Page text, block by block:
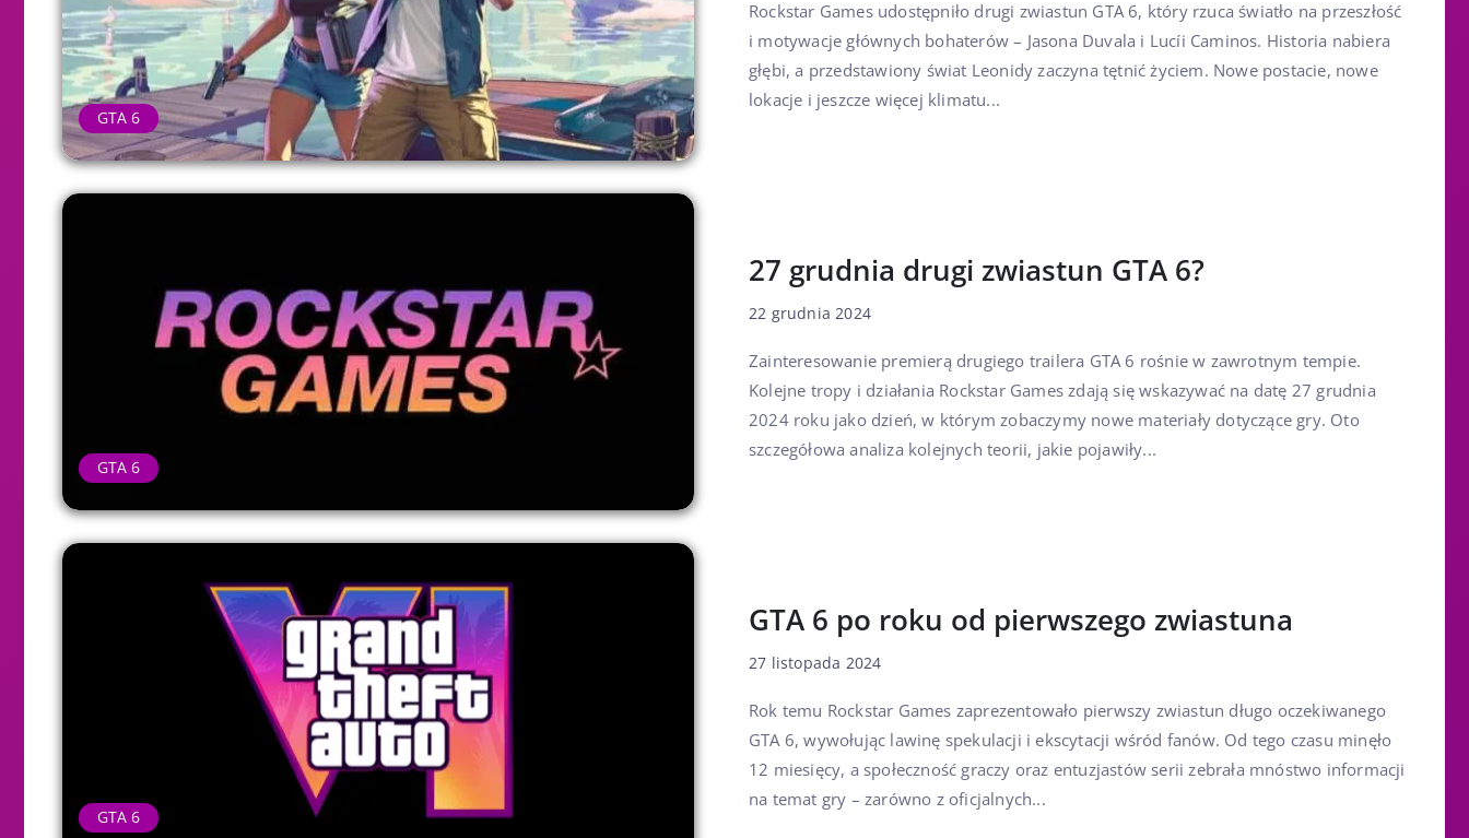
GTA 6
Rockstar Games udostępniło drugi zwiastun GTA 6, który rzuca światło na przeszłość
i motywacje głównych bohaterów – Jasona Duvala i Lucíi Caminos. Historia nabiera
głębi, a przedstawiony świat Leonidy zaczyna tętnić życiem. Nowe postacie, nowe
lokacje i jeszcze więcej klimatu...
GTA 6
27 grudnia drugi zwiastun GTA 6?
22 grudnia 2024
Zainteresowanie premierą drugiego trailera GTA 6 rośnie w zawrotnym tempie.
Kolejne tropy i działania Rockstar Games zdają się wskazywać na datę 27 grudnia
2024 roku jako dzień, w którym zobaczymy nowe materiały dotyczące gry. Oto
szczegółowa analiza kolejnych teorii, jakie pojawiły...
GTA 6
GTA 6 po roku od pierwszego zwiastuna
27 listopada 2024
Rok temu Rockstar Games zaprezentowało pierwszy zwiastun długo oczekiwanego
GTA 6, wywołując lawinę spekulacji i ekscytacji wśród fanów. Od tego czasu minęło
12 miesięcy, a społeczność graczy oraz entuzjastów serii zebrała mnóstwo informacji
na temat gry – zarówno z oficjalnych...